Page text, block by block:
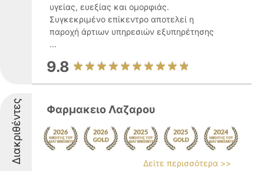
υγείας, ευεξίας και ομορφιάς.
Συγκεκριμένο επίκεντρο αποτελεί η
παροχή άρτιων υπηρεσιών εξυπηρέτησης
...
9.8
Διακριθέντες Φαρμακειο Λαζαρου
Δείτε περισσότερα >>